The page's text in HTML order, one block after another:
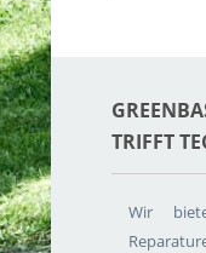
RIFFT
Wir